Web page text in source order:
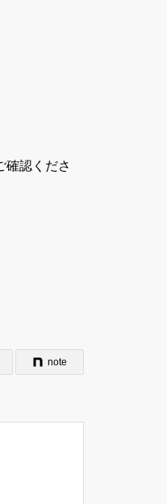
確認くださ
note